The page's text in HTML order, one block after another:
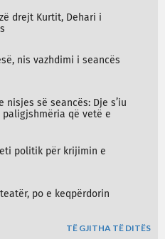
drejt Kurtit, Dehari i
nis vazhdimi i seancës
së seancës: Dje s’iu
që vetë e
politik për krijimin e
po e keqpërdorin
TË GJITHA TË DITËS